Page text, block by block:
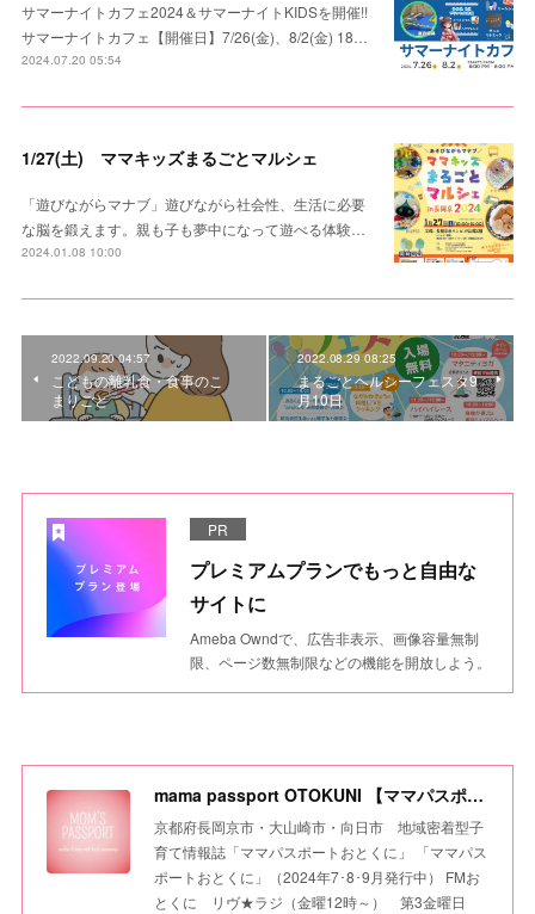
サマーナイトカフェ2024＆サマーナイトKIDSを開催!!
サマーナイトカフェ【開催日】7/26(金)、8/2(金) 18…
2024.07.20 05:54
1/27(土) ママキッズまるごとマルシェ
「遊びながらマナブ」遊びながら社会性、生活に必要
な脳を鍛えます。親も子も夢中になって遊べる体験…
2024.01.08 10:00
2022.09.20 04:57
こどもの離乳食・食事のこ
まりごと
2022.08.29 08:25
まるごとヘルシーフェスタ9
月10日
PR
プレミアムプランでもっと自由な
サイトに
Ameba Owndで、広告非表示、画像容量無制
限、ページ数無制限などの機能を開放しよう。
mama passport OTOKUNI 【ママパスポートおとくに】
京都府長岡京市・大山崎市・向日市 地域密着型子
育て情報誌「ママパスポートおとくに」 「ママパス
ポートおとくに」（2024年7･8･9月発行中） FMお
とくに リヴ★ラジ（金曜12時～） 第3金曜日